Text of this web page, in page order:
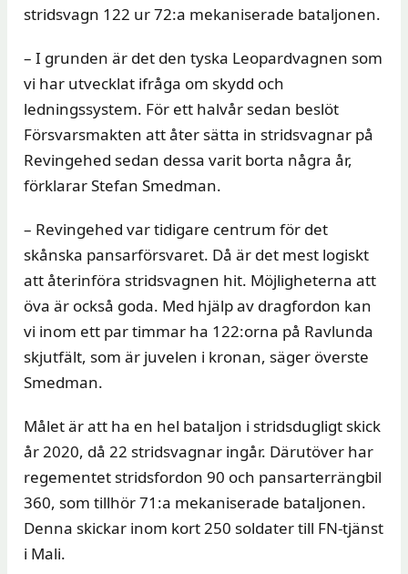
stridsvagn 122 ur 72:a mekaniserade bataljonen.
– I grunden är det den tyska Leopardvagnen som
vi har utvecklat ifråga om skydd och
ledningssystem. För ett halvår sedan beslöt
Försvarsmakten att åter sätta in stridsvagnar på
Revingehed sedan dessa varit borta några år,
förklarar Stefan Smedman.
– Revingehed var tidigare centrum för det
skånska pansarförsvaret. Då är det mest logiskt
att återinföra stridsvagnen hit. Möjligheterna att
öva är också goda. Med hjälp av dragfordon kan
vi inom ett par timmar ha 122:orna på Ravlunda
skjutfält, som är juvelen i kronan, säger överste
Smedman.
Målet är att ha en hel bataljon i stridsdugligt skick
år 2020, då 22 stridsvagnar ingår. Därutöver har
regementet stridsfordon 90 och pansarterrängbil
360, som tillhör 71:a mekaniserade bataljonen.
Denna skickar inom kort 250 soldater till FN-tjänst
i Mali.